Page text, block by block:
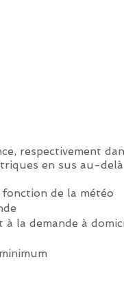
respectivement
en sus au-
de la météo
la demande à